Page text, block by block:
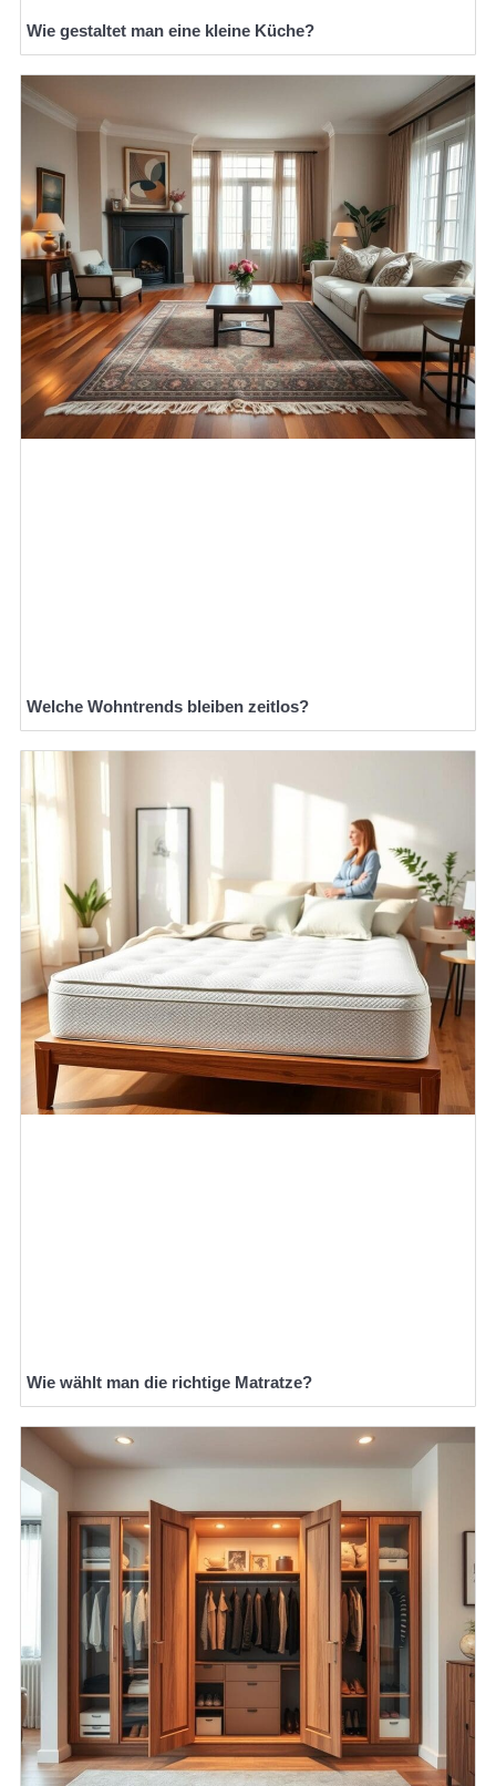
Wie gestaltet man eine kleine Küche?
Welche Wohntrends bleiben zeitlos?
Wie wählt man die richtige Matratze?